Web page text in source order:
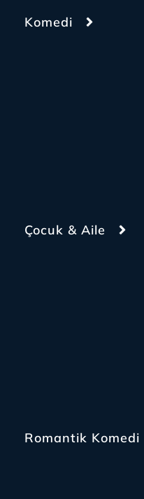
Komedi
Çocuk & Aile
Romantik Komedi